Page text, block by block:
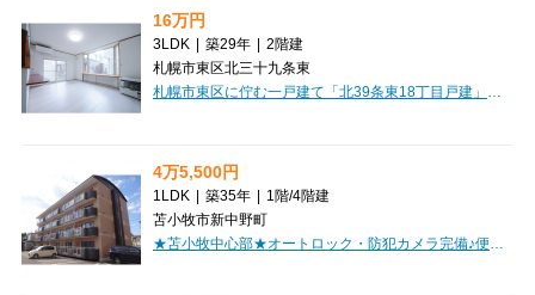
16万円
3LDK | 築29年 | 2階建
札幌市東区北三十九条東
4万5,500円
1LDK | 築35年 | 1階/4階建
苫小牧市新中野町